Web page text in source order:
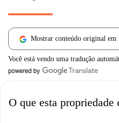
Mostrar conteúdo original em
Você está vendo uma tradução
O que esta propriedade